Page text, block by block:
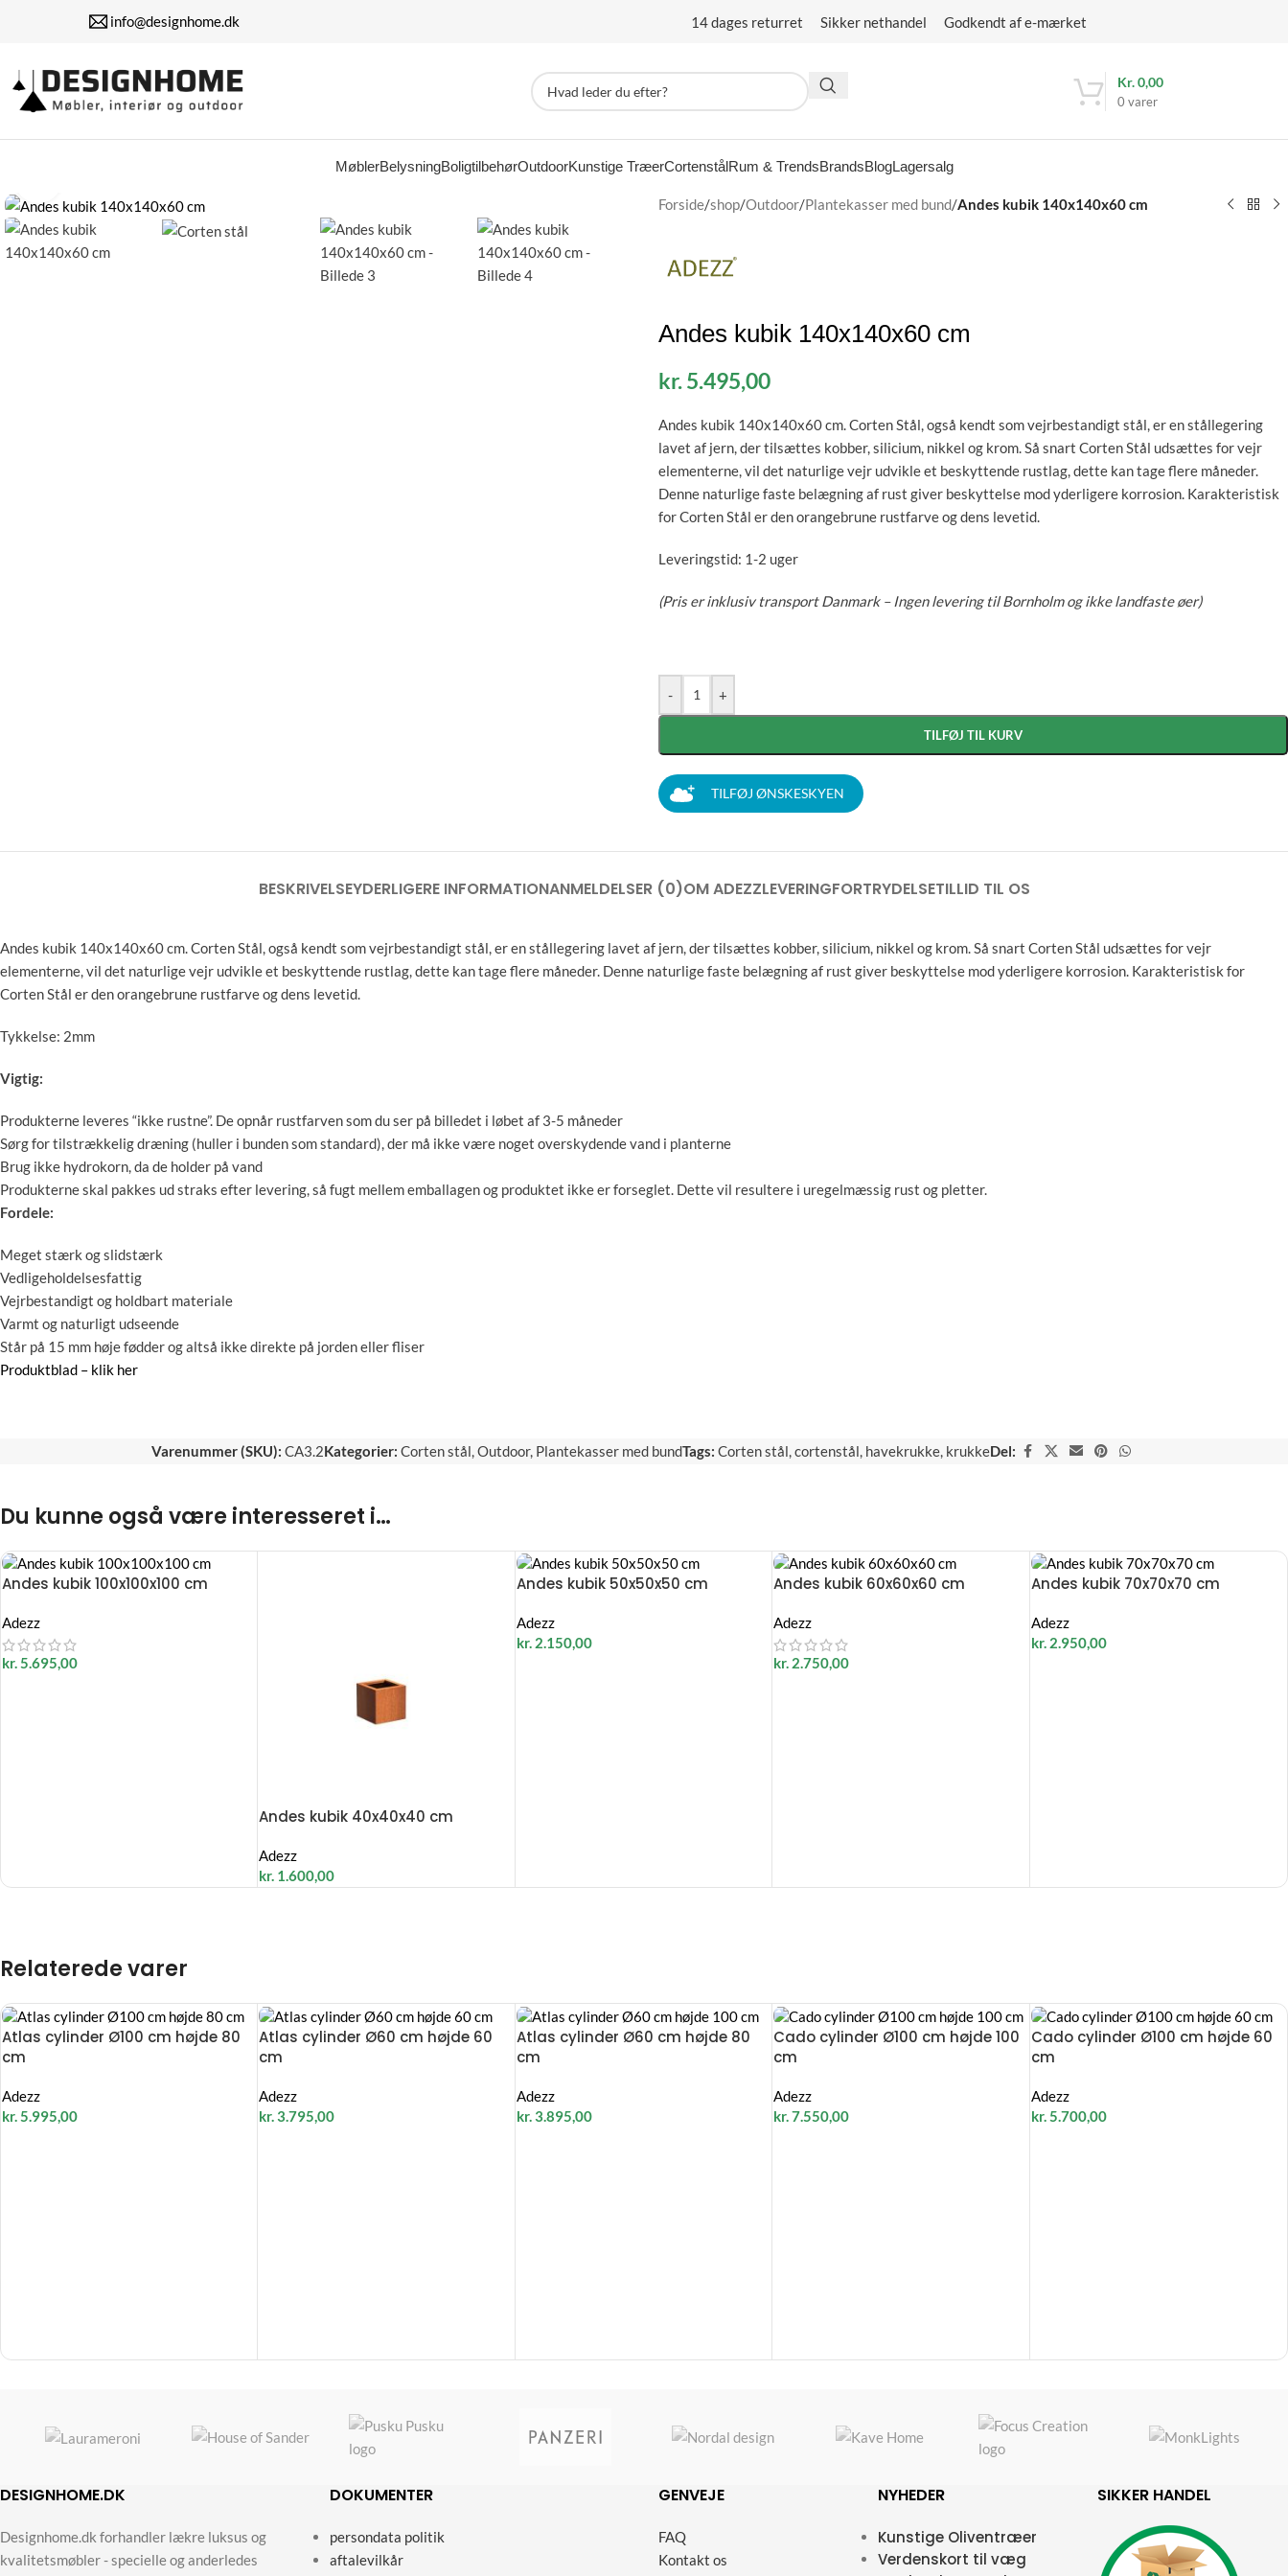
info@designhome.dk 14 dages returret Sikker nethandel Godkendt af e-mærket
0 varer
Kr.0,00
MøblerBelysningBoligtilbehørOutdoorKunstige TræerCortenstålRum & TrendsBrandsBlogLagersalg
Forside/shop/Outdoor/Plantekasser med bund/Andes kubik 140x140x60 cm
Andes kubik 140x140x60 cm
kr. 5.495,00
Andes kubik 140x140x60 cm. Corten Stål, også kendt som vejrbestandigt stål, er en stållegering
lavet af jern, der tilsættes kobber, silicium, nikkel og krom. Så snart Corten Stål udsættes for vejr
elementerne, vil det naturlige vejr udvikle et beskyttende rustlag, dette kan tage flere måneder.
Denne naturlige faste belægning af rust giver beskyttelse mod yderligere korrosion. Karakteristisk
for Corten Stål er den orangebrune rustfarve og dens levetid.
Leveringstid: 1-2 uger
(Pris er inklusiv transport Danmark – Ingen levering til Bornholm og ikke landfaste øer)
- +
TILFØJ TIL KURV
TILFØJ ØNSKESKYEN
BESKRIVELSEYDERLIGERE INFORMATIONANMELDELSER (0)OM ADEZZLEVERINGFORTRYDELSETILLID TIL OS
Andes kubik 140x140x60 cm. Corten Stål, også kendt som vejrbestandigt stål, er en stållegering lavet af jern, der tilsættes kobber, silicium, nikkel og krom. Så snart Corten Stål udsættes for vejr
elementerne, vil det naturlige vejr udvikle et beskyttende rustlag, dette kan tage flere måneder. Denne naturlige faste belægning af rust giver beskyttelse mod yderligere korrosion. Karakteristisk for
Corten Stål er den orangebrune rustfarve og dens levetid.
Tykkelse: 2mm
Vigtig:
Produkterne leveres “ikke rustne”. De opnår rustfarven som du ser på billedet i løbet af 3-5 måneder
Sørg for tilstrækkelig dræning (huller i bunden som standard), der må ikke være noget overskydende vand i planterne
Brug ikke hydrokorn, da de holder på vand
Produkterne skal pakkes ud straks efter levering, så fugt mellem emballagen og produktet ikke er forseglet. Dette vil resultere i uregelmæssig rust og pletter.
Fordele:
Meget stærk og slidstærk
Vedligeholdelsesfattig
Vejrbestandigt og holdbart materiale
Varmt og naturligt udseende
Står på 15 mm høje fødder og altså ikke direkte på jorden eller fliser
Produktblad – klik her
Varenummer (SKU): CA3.2Kategorier: Corten stål,Outdoor, Plantekasser med bundTags: Corten stål,cortenstål, havekrukke, krukkeDel:
Du kunne også være interesseret i…
Andes kubik 100x100x100 cm
Adezz
kr.5.695,00
Andes kubik 40x40x40 cm
Adezz
kr. 1.600,00
Andes kubik 50x50x50 cm
Adezz
kr.2.150,00
Andes kubik 60x60x60 cm
Adezz
kr. 2.750,00
Andes kubik 70x70x70 cm
Adezz
kr.2.950,00
Relaterede varer
Atlas cylinder Ø100 cm højde 80
cm
Adezz
kr. 5.995,00
Atlas cylinder Ø60 cm højde 60
cm
Adezz
kr. 3.795,00
Atlas cylinder Ø60 cm højde 80
cm
Adezz
kr. 3.895,00
Cado cylinder Ø100 cm højde 100
cm
Adezz
kr. 7.550,00
Cado cylinder Ø100 cm højde 60
cm
Adezz
kr. 5.700,00
DESIGNHOME.DK
Designhome.dk forhandler lækre luksus og
kvalitetsmøbler - specielle og anderledes
DOKUMENTER
persondata politik
aftalevilkår
GENVEJE
FAQ
Kontakt os
NYHEDER
Kunstige Oliventræer
Verdenskort til væg
SIKKER HANDEL